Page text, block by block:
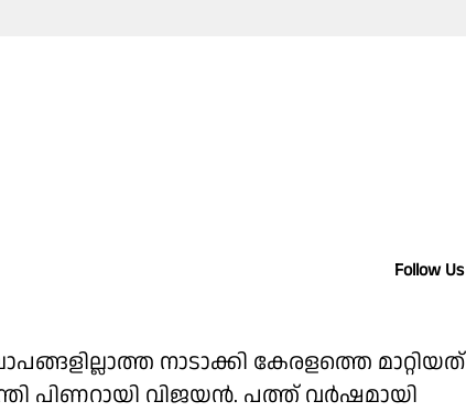
Follow Us
നാടാക്കി കേരളത്തെ മാറ്റിയത്
പിണറായി വിജയൻ. പത്ത് വർഷമായി